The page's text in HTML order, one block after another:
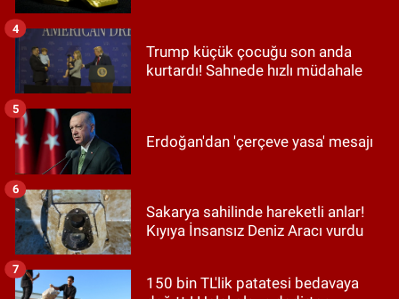
Trump küçük çocuğu son anda
kurtardı! Sahnede hızlı müdahale
4
Erdoğan'dan 'çerçeve yasa' mesajı
5
Sakarya sahilinde hareketli anlar!
Kıyıya İnsansız Deniz Aracı vurdu
6
150 bin TL'lik patatesi bedavaya
7